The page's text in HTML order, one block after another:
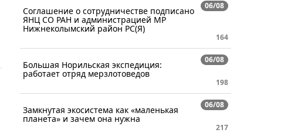
06/08
Соглашение о сотрудничестве подписано
ЯНЦ СО РАН и администрацией МР
Нижнеколымский район РС(Я)
164
06/08
Большая Норильская экспедиция:
работает отряд мерзлотоведов
198
06/08
Замкнутая экосистема как «маленькая
планета» и зачем она нужна
217